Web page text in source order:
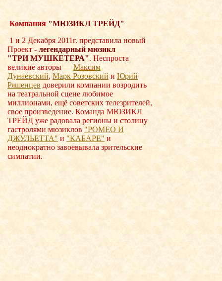
Компания "МЮЗИКЛ ТРЕЙД"
1 и 2 Декабря 2011г. представила новый
Проект - легендарный мюзикл
"ТРИМУШКЕТЕРА". Неспроста
великие авторы —Максим
Дунаевский, Марк Розовский и Юрий
Ряшенцев доверили компании возродить
на театральной сцене любимое
миллионами, ещё советских телезрителей,
свое произведение. Команда МЮЗИКЛ
ТРЕЙД уже радовала регионы и столицу
гастролями мюзиклов "РОМЕО И
ДЖУЛЬЕТТА" и "КАБАРЕ" и
неоднократно завоевывала зрительские
симпатии.